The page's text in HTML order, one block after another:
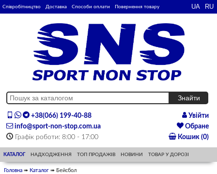
Співробітництво Доставка Способи оплати Повернення товару
+38(066) 199-40-88
info@sport-non-stop.com.ua
Графік роботи: 8:00 - 17:00
Увійти
Обране
Кошик (0)
КАТАЛОГ НАДХОДЖЕННЯ ТОП ПРОДАЖІВ НОВИНИ ТОВАР У ДОРОЗІ
Головна ➠ Каталог ➠ Бейсбол